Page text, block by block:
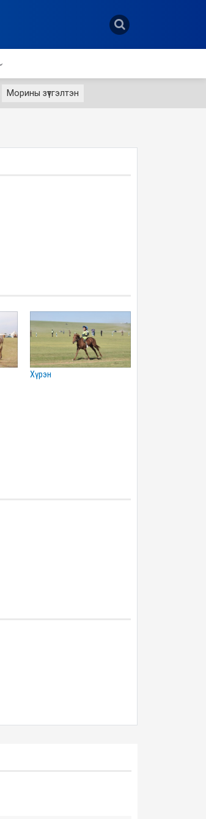
Морины зүтгэлтэн
хүрэн